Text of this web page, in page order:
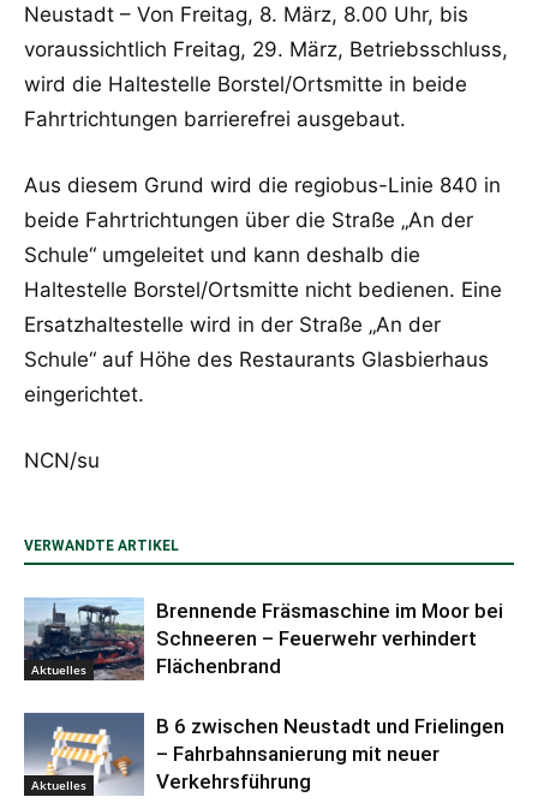
Neustadt – Von Freitag, 8. März, 8.00 Uhr, bis
voraussichtlich Freitag, 29. März, Betriebsschluss,
wird die Haltestelle Borstel/Ortsmitte in beide
Fahrtrichtungen barrierefrei ausgebaut.
Aus diesem Grund wird die regiobus-Linie 840 in
beide Fahrtrichtungen über die Straße „An der
Schule“ umgeleitet und kann deshalb die
Haltestelle Borstel/Ortsmitte nicht bedienen. Eine
Ersatzhaltestelle wird in der Straße „An der
Schule“ auf Höhe des Restaurants Glasbierhaus
eingerichtet.
NCN/su
VERWANDTE ARTIKEL
Aktuelles
Brennende Fräsmaschine im Moor bei
Schneeren – Feuerwehr verhindert
Flächenbrand
Aktuelles
B 6 zwischen Neustadt und Frielingen
– Fahrbahnsanierung mit neuer
Verkehrsführung